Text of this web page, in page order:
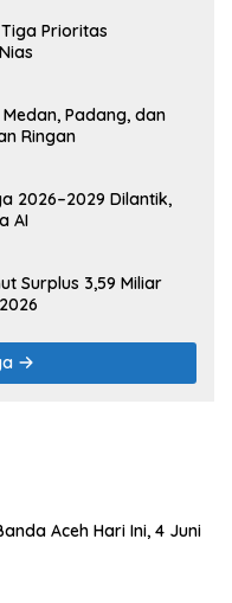
Prioritas
Padang, dan
Ringan
2026–2029 Dilantik,
AI
Surplus 3,59 Miliar
Aceh Hari Ini, 4 Juni